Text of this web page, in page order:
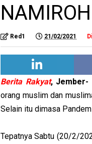
Red1 21/02/2021
Berita Rakyat, Jember-
orang muslim dan
Selain itu dimasa
Tepatnya Sabtu (20/2/